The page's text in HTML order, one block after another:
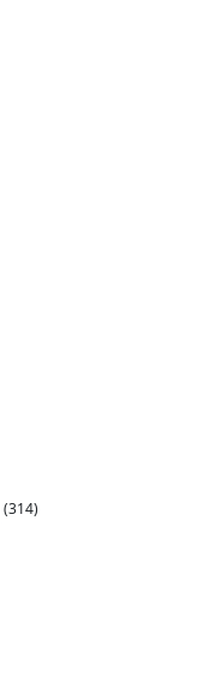
(314)